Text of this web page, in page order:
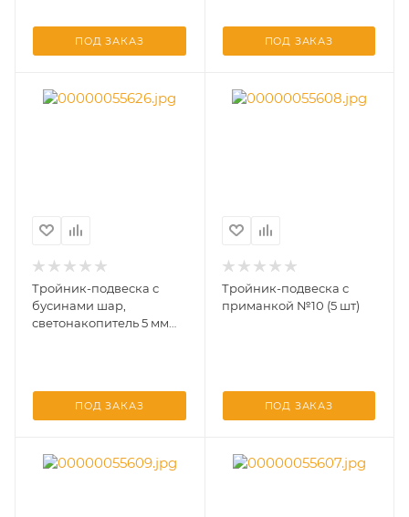
ПОД ЗАКАЗ ПОД ЗАКАЗ
Тройник-подвеска с
бусинами шар,
светонакопитель 5 мм
ПОД ЗАКАЗ
Тройник-подвеска с
приманкой №10 (5 шт)
ПОД ЗАКАЗ